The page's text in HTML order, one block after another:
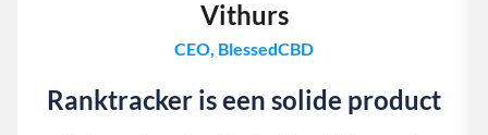
Vithurs
CEO, BlessedCBD
Ranktracker is een solide product